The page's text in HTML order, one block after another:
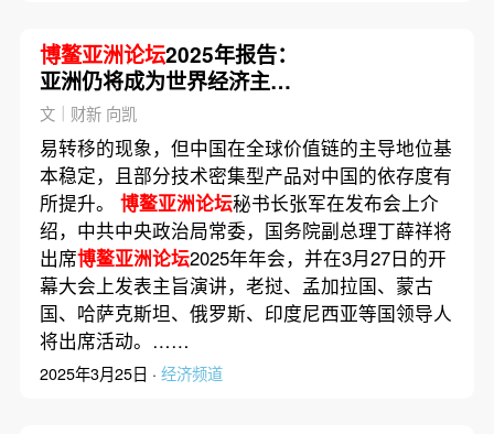
博鳌亚洲论坛2025年报告：
亚洲仍将成为世界经济主要
引擎
文｜财新 向凯
易转移的现象，但中国在全球价值链的主导地位基
本稳定，且部分技术密集型产品对中国的依存度有
所提升。 博鳌亚洲论坛秘书长张军在发布会上介
绍，中共中央政治局常委，国务院副总理丁薛祥将
出席博鳌亚洲论坛2025年年会，并在3月27日的开
幕大会上发表主旨演讲，老挝、孟加拉国、蒙古
国、哈萨克斯坦、俄罗斯、印度尼西亚等国领导人
将出席活动。……
2025年3月25日 · 经济频道